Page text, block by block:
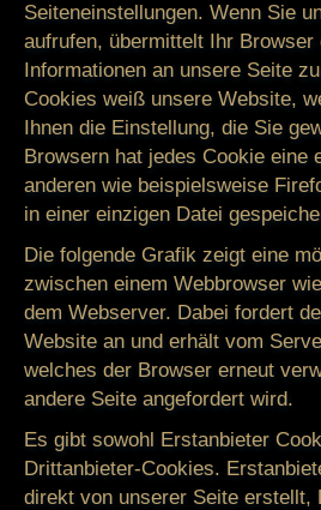
Seiteneinstellungen. Wenn Sie
aufrufen, übermittelt Ihr Browser
Informationen an unsere Seite
Cookies weiß unsere Website,
Ihnen die Einstellung, die Sie
Browsern hat jedes Cookie eine
anderen wie beispielsweise
in einer einzigen Datei
Die folgende Grafik zeigt eine
zwischen einem Webbrowser
dem Webserver. Dabei fordert
Website an und erhält vom
welches der Browser erneut
andere Seite angefordert wird.
Es gibt sowohl Erstanbieter
Drittanbieter-Cookies.
direkt von unserer Seite erstellt,